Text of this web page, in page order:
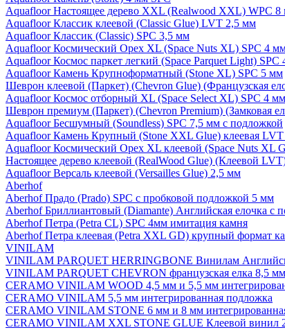
Aquafloor Настоящее дерево XXL (Realwood XXL) WPC 8
Aquafloor Классик клеевой (Classic Glue) LVT 2,5 мм
Aquafloor Классик (Classic) SPC 3,5 мм
Aquafloor Космический Орех XL (Space Nuts XL) SPC 4
Aquafloor Космос паркет легкий (Space Parquet Light)
Aquafloor Камень Крупноформатный (Stone XL) SPC 5 мм
Шеврон клеевой (Паркет) (Chevron Glue) (Французская
Aquafloor Космос отборный XL (Space Select XL) SPC 4 мм
Шеврон премиум (Паркет) (Chevron Premium) (Замковая
Aquafloor Бесшумный (Soundless) SPC 7,5 мм с подложкой
Aquafloor Камень Крупный (Stone XXL Glue) клеевая
Aquafloor Космический Орех XL клеевой (Space Nuts XL
Настоящее дерево клеевой (RealWood Glue) (Клеевой
Aquafloor Версаль клеевой (Versailles Glue) 2,5 мм
Aberhof
Aberhof Прадо (Prado) SPC с пробковой подложкой 5 мм
Aberhof Бриллиантовый (Diamante) Английская елочка с
Aberhof Петра (Petra CL) SPC 4мм имитация камня
Aberhof Петра клеевая (Petra XXL GD) крупный формат
VINILAM
VINILAM PARQUET HERRINGBONE Винилам
VINILAM PARQUET CHEVRON французская елка 8,5
CERAMO VINILAM WOOD 4,5 мм и 5,5 мм
CERAMO VINILAM 5,5 мм интегрированная подложка
CERAMO VINILAM STONE 6 мм и 8 мм
CERAMO VINILAM XXL STONE GLUE Клеевой винил